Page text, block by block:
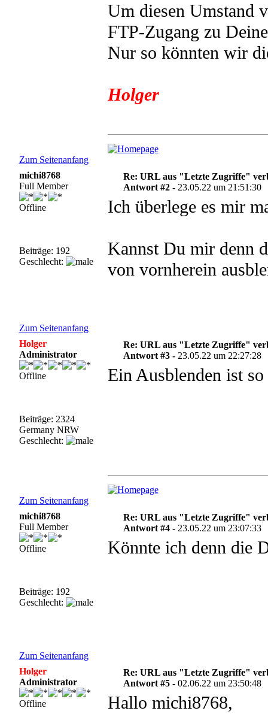
Um diesen Umstand
FTP-Zugang zu
Nur so könnten wir
Holger
Zum Seitenanfang
michi8768
Full Member
Offline
Beiträge: 192
Geschlecht:
Re: URL aus "Letzte Zugriffe"
Antwort #2 - 23.05.22 um 21:51:30
Ich überlege es mir
Kannst Du mir denn
von vornherein
Zum Seitenanfang
Holger
Administrator
Offline
Beiträge: 2324
Germany NRW
Geschlecht:
Re: URL aus "Letzte Zugriffe"
Antwort #3 - 23.05.22 um 22:27:28
Ein Ausblenden ist
Zum Seitenanfang
michi8768
Full Member
Offline
Beiträge: 192
Geschlecht:
Re: URL aus "Letzte Zugriffe"
Antwort #4 - 23.05.22 um 23:07:33
Könnte ich denn die
Zum Seitenanfang
Holger
Administrator
Offline
Re: URL aus "Letzte Zugriffe"
Antwort #5 -02.06.22 um 23:50:48
Hallo michi8768,